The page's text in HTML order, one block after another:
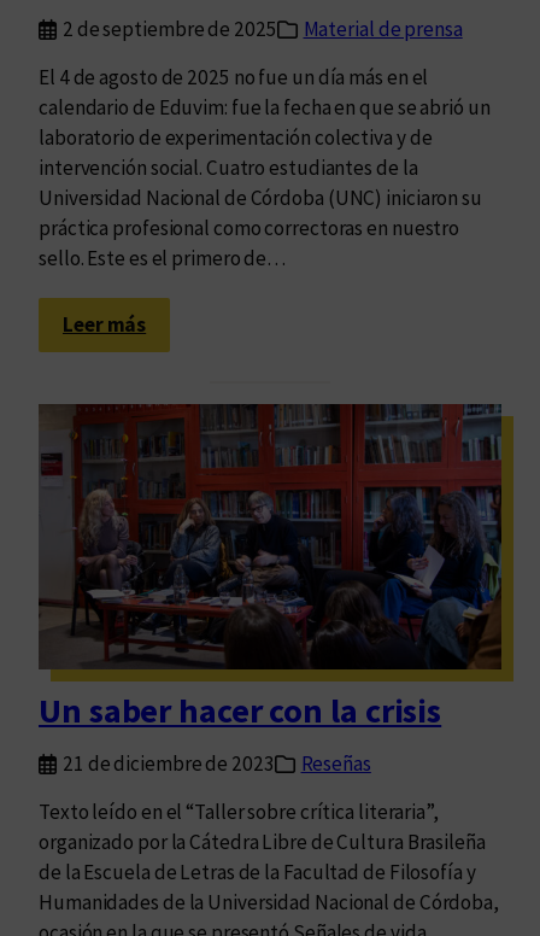
2 de septiembre de 2025
Material de prensa
El 4 de agosto de 2025 no fue un día más en el
calendario de Eduvim: fue la fecha en que se abrió un
laboratorio de experimentación colectiva y de
intervención social. Cuatro estudiantes de la
Universidad Nacional de Córdoba (UNC) iniciaron su
práctica profesional como correctoras en nuestro
sello. Este es el primero de…
Leer más:
U
l
o
a
t
o
r
i
o
e
e
x
p
e
r
Un saber hacer con la crisis
21 de diciembre de 2023
Reseñas
Texto leído en el “Taller sobre crítica literaria”,
organizado por la Cátedra Libre de Cultura Brasileña
de la Escuela de Letras de la Facultad de Filosofía y
Humanidades de la Universidad Nacional de Córdoba,